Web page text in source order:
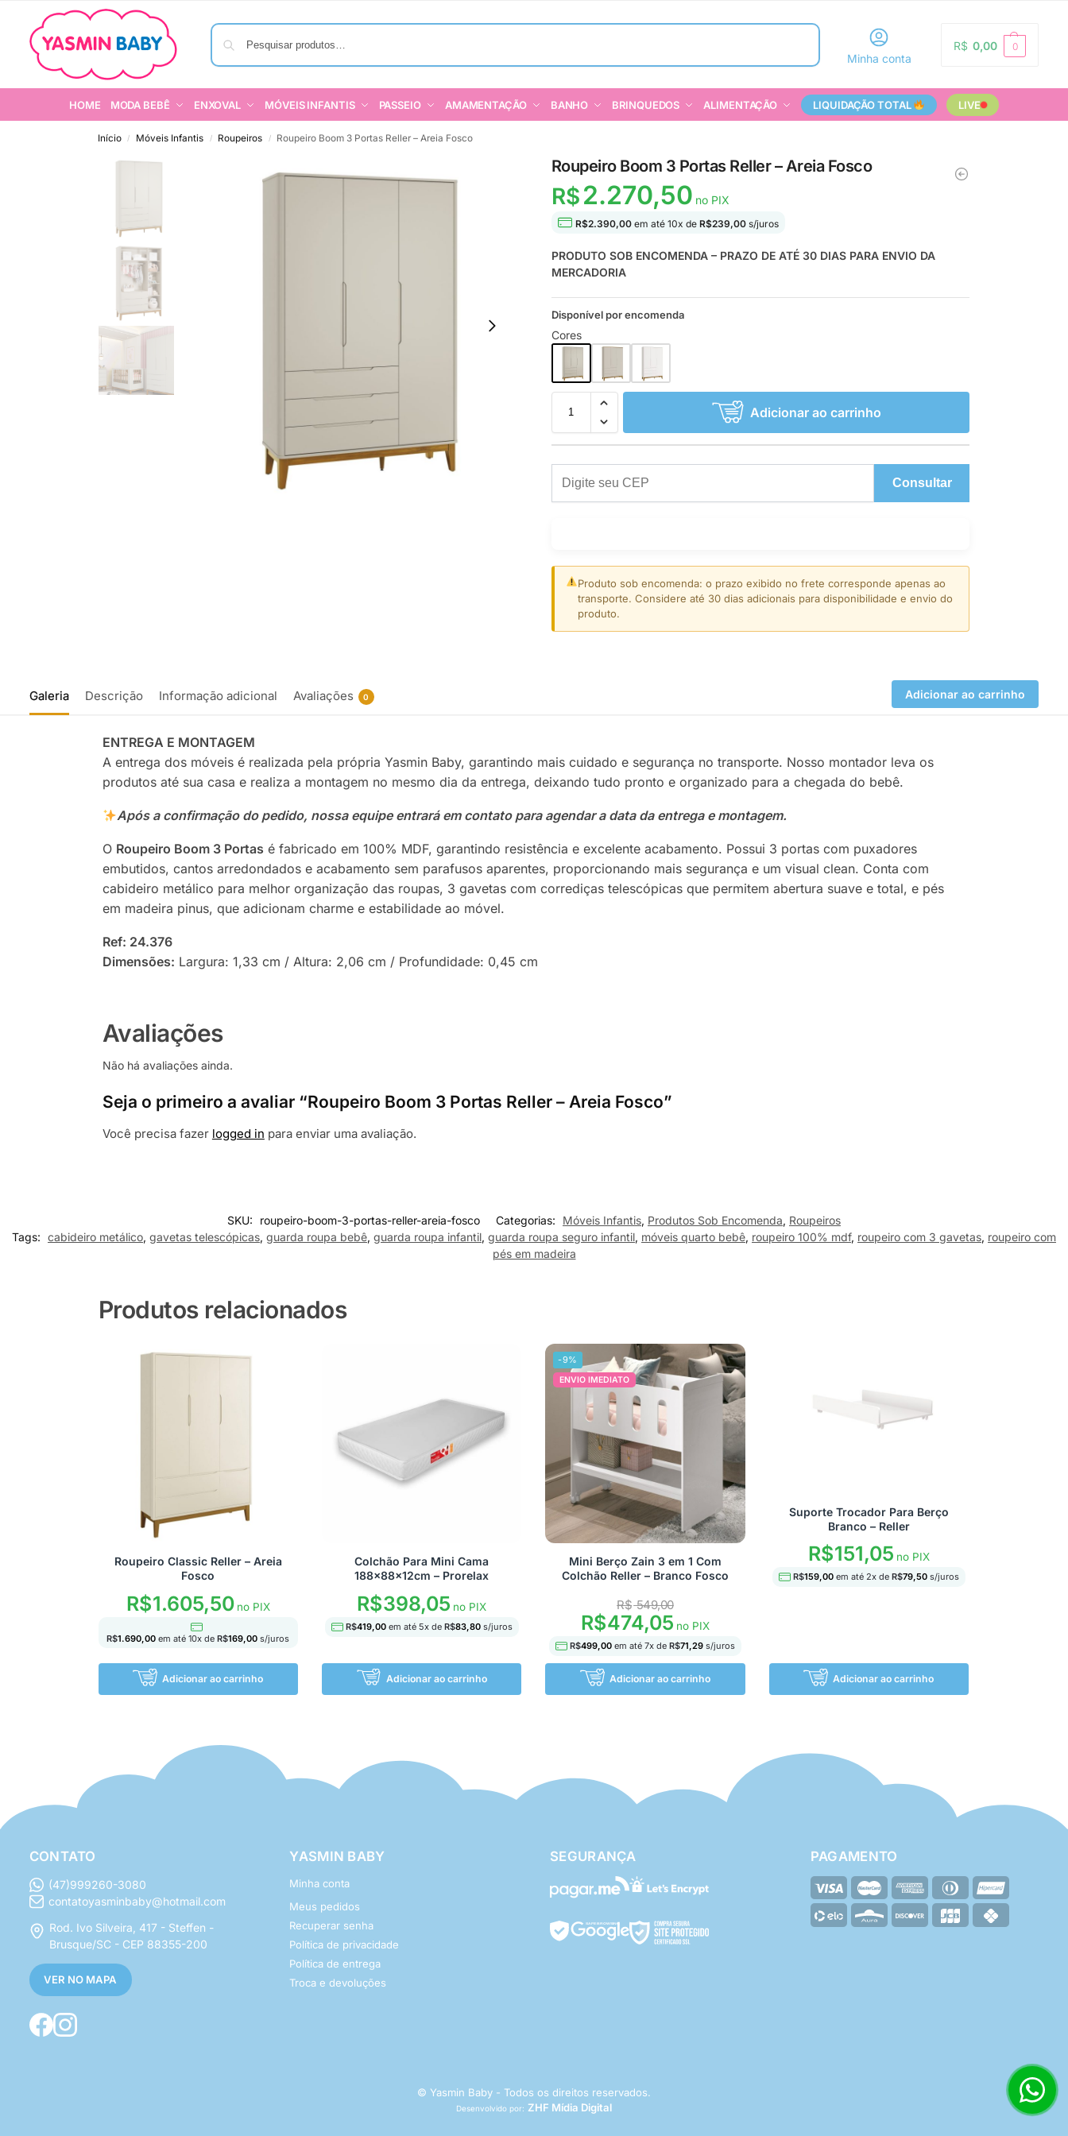
Pesquisar
Minha conta
R$ 0,00 0
HOME MODA BEBÊ ENXOVAL MÓVEIS INFANTIS PASSEIO AMAMENTAÇÃO BANHO BRINQUEDOS ALIMENTAÇÃO LIQUIDAÇÃO TOTAL LIVE
Início / Móveis Infantis / Roupeiros / Roupeiro Boom 3 Portas Reller – Areia Fosco
Roupeiro Boom 3 Portas Reller – Areia Fosco
R$2.270,50no PIX
R$2.390,00em até 10x de R$239,00s/juros
PRODUTO SOB ENCOMENDA – PRAZO DE ATÉ 30 DIAS PARA ENVIO DA
MERCADORIA
Disponível por encomenda
Cores
Adicionar ao carrinho
Consultar
Produto sob encomenda: o prazo exibido no frete corresponde apenas ao
transporte. Considere até 30 dias adicionais para disponibilidade e envio do
produto.
Galeria Descrição Informação adicional Avaliações 0 Adicionar ao carrinho
ENTREGA E MONTAGEM
A entrega dos móveis é realizada pela própria Yasmin Baby, garantindo mais cuidado e segurança no transporte. Nosso montador leva os
produtos até sua casa e realiza a montagem no mesmo dia da entrega, deixando tudo pronto e organizado para a chegada do bebê.
Após a confirmação do pedido, nossa equipe entrará em contato para agendar a data da entrega e montagem.
O Roupeiro Boom 3 Portas é fabricado em 100% MDF, garantindo resistência e excelente acabamento. Possui 3 portas com puxadores
embutidos, cantos arredondados e acabamento sem parafusos aparentes, proporcionando mais segurança e um visual clean. Conta com
cabideiro metálico para melhor organização das roupas, 3 gavetas com corrediças telescópicas que permitem abertura suave e total, e pés
em madeira pinus, que adicionam charme e estabilidade ao móvel.
Ref: 24.376
Dimensões: Largura: 1,33 cm / Altura: 2,06 cm / Profundidade: 0,45 cm
Avaliações
Não há avaliações ainda.
Seja o primeiro a avaliar “Roupeiro Boom 3 Portas Reller – Areia Fosco”
Você precisa fazer logged in para enviar uma avaliação.
SKU: roupeiro-boom-3-portas-reller-areia-fosco Categorias: Móveis Infantis, Produtos Sob Encomenda, Roupeiros
Tags: cabideiro metálico, gavetas telescópicas, guarda roupa bebê, guarda roupa infantil, guarda roupa seguro infantil, móveis quarto bebê, roupeiro 100% mdf, roupeiro com 3 gavetas, roupeiro com
pés em madeira
Produtos relacionados
Roupeiro Classic Reller – Areia
Fosco
R$1.605,50no PIX
R$1.690,00 em até10x deR$169,00 s/juros
Adicionar ao carrinho
Colchão Para Mini Cama
188x88x12cm – Prorelax
R$398,05 no PIX
R$419,00 em até 5x de R$83,80s/juros
Adicionar ao carrinho
-9%
ENVIO IMEDIATO
Mini Berço Zain 3 em 1 Com
Colchão Reller – Branco Fosco
R$549,00
R$474,05no PIX
R$499,00 em até 7x de R$71,29s/juros
Adicionar ao carrinho
Suporte Trocador Para Berço
Branco – Reller
R$151,05no PIX
R$159,00 em até 2x de R$79,50s/juros
Adicionar ao carrinho
CONTATO
(47)999260-3080
contatoyasminbaby@hotmail.com
Rod. Ivo Silveira, 417 - Steffen -
Brusque/SC - CEP 88355-200
VER NO MAPA
YASMIN BABY
Minha conta
Meus pedidos
Recuperar senha
Política de privacidade
Política de entrega
Troca e devoluções
SEGURANÇA PAGAMENTO
© Yasmin Baby - Todos os direitos reservados.
Desenvolvido por: ZHF Mídia Digital